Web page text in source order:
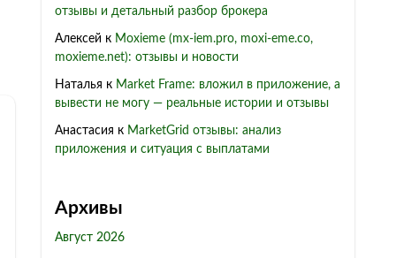
отзывы и детальный разбор брокера
Алексей к Moxieme (mx-iem.pro, moxi-eme.co,
moxieme.net): отзывы и новости
Наталья к Market Frame: вложил в приложение, а
вывести не могу — реальные истории и отзывы
Анастасия к MarketGrid отзывы: анализ
приложения и ситуация с выплатами
Архивы
Август 2026